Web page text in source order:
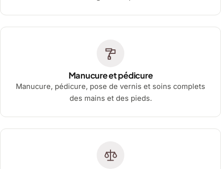
Manucure et pédicure
Manucure, pédicure, pose de vernis et soins complets
des mains et des pieds.